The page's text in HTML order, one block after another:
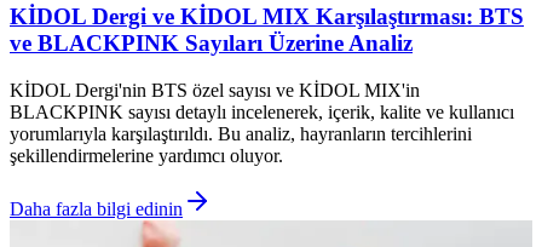
KİDOL Dergi ve KİDOL MIX Karşılaştırması: BTS
ve BLACKPINK Sayıları Üzerine Analiz
KİDOL Dergi'nin BTS özel sayısı ve KİDOL MIX'in
BLACKPINK sayısı detaylı incelenerek, içerik, kalite ve kullanıcı
yorumlarıyla karşılaştırıldı. Bu analiz, hayranların tercihlerini
şekillendirmelerine yardımcı oluyor.
Daha fazla bilgi edinin